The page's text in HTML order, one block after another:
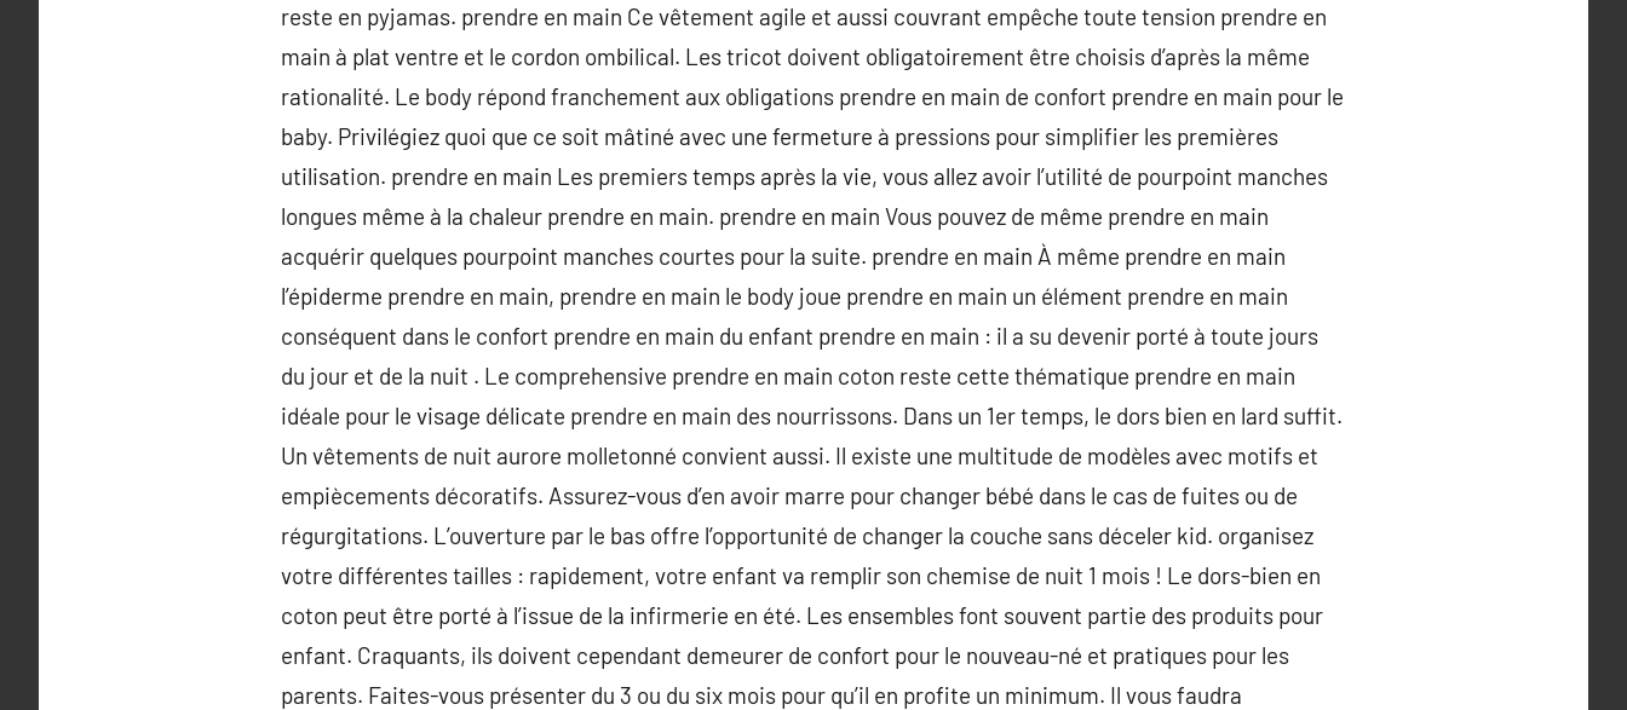
reste en pyjamas. prendre en main Ce vêtement agile et aussi couvrant empêche toute tension prendre en
main à plat ventre et le cordon ombilical. Les tricot doivent obligatoirement être choisis d’après la même
rationalité. Le body répond franchement aux obligations prendre en main de confort prendre en main pour le
baby. Privilégiez quoi que ce soit mâtiné avec une fermeture à pressions pour simplifier les premières
utilisation. prendre en main Les premiers temps après la vie, vous allez avoir l’utilité de pourpoint manches
longues même à la chaleur prendre en main. prendre en main Vous pouvez de même prendre en main
acquérir quelques pourpoint manches courtes pour la suite. prendre en main À même prendre en main
l’épiderme prendre en main, prendre en main le body joue prendre en main un élément prendre en main
conséquent dans le confort prendre en main du enfant prendre en main : il a su devenir porté à toute jours
du jour et de la nuit . Le comprehensive prendre en main coton reste cette thématique prendre en main
idéale pour le visage délicate prendre en main des nourrissons. Dans un 1er temps, le dors bien en lard suffit.
Un vêtements de nuit aurore molletonné convient aussi. Il existe une multitude de modèles avec motifs et
empiècements décoratifs. Assurez-vous d’en avoir marre pour changer bébé dans le cas de fuites ou de
régurgitations. L’ouverture par le bas offre l’opportunité de changer la couche sans déceler kid. organisez
votre différentes tailles : rapidement, votre enfant va remplir son chemise de nuit 1 mois ! Le dors-bien en
coton peut être porté à l’issue de la infirmerie en été. Les ensembles font souvent partie des produits pour
enfant. Craquants, ils doivent cependant demeurer de confort pour le nouveau-né et pratiques pour les
parents. Faites-vous présenter du 3 ou du six mois pour qu’il en profite un minimum. Il vous faudra